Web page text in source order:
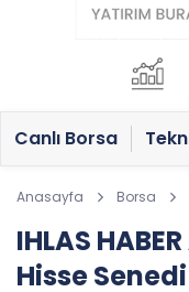
Canlı Borsa
Anasayfa Borsa
IHLAS
Hisse Senedi